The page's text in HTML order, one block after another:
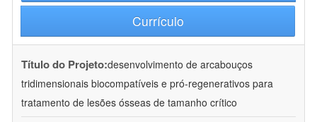
Currículo
Título do Projeto:desenvolvimento de arcabouços
tridimensionais biocompatíveis e pró-regenerativos para
tratamento de lesões ósseas de tamanho crítico